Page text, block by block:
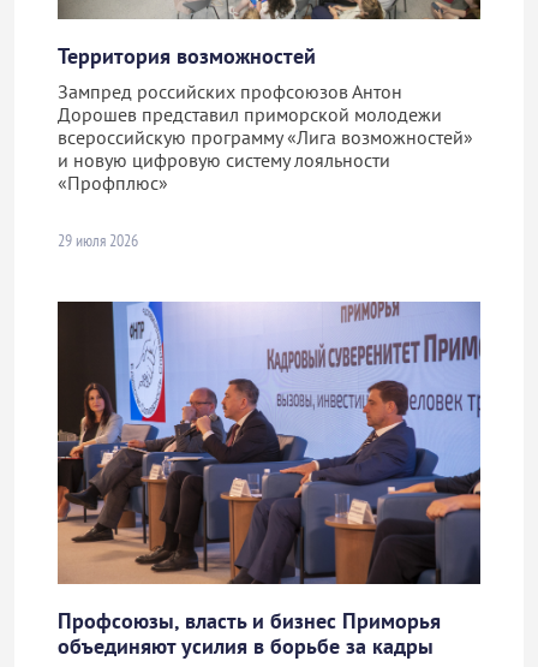
Территория возможностей
Зампред российских профсоюзов Антон
Дорошев представил приморской молодежи
всероссийскую программу «Лига возможностей»
и новую цифровую систему лояльности
«Профплюс»
29 июля 2026
Профсоюзы, власть и бизнес Приморья
объединяют усилия в борьбе за кадры